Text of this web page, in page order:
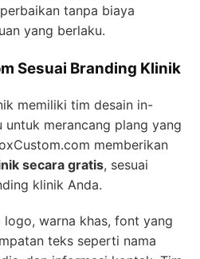
tanpa biaya
yang berlaku.
Sesuai Branding Klinik
memiliki tim desain in-
merancang plang yang
memberikan
secara gratis, sesuai
klinik Anda.
warna khas, font yang
teks seperti nama